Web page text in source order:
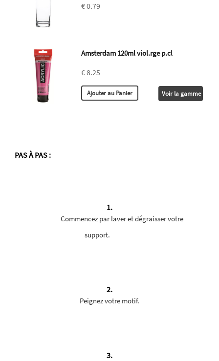
€ 0.79
Amsterdam 120ml viol.rge p.cl
€ 8.25
Voir la gamme
PAS À PAS :
1.
Commencez par laver et dégraisser votre
support.
2.
Peignez votre motif.
3.